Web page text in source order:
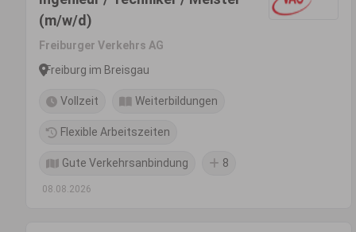
(m/w/d)
Freiburger Verkehrs AG
Freiburg im Breisgau
Vollzeit Weiterbildungen
Flexible Arbeitszeiten
Gute Verkehrsanbindung 8
08.08.2026